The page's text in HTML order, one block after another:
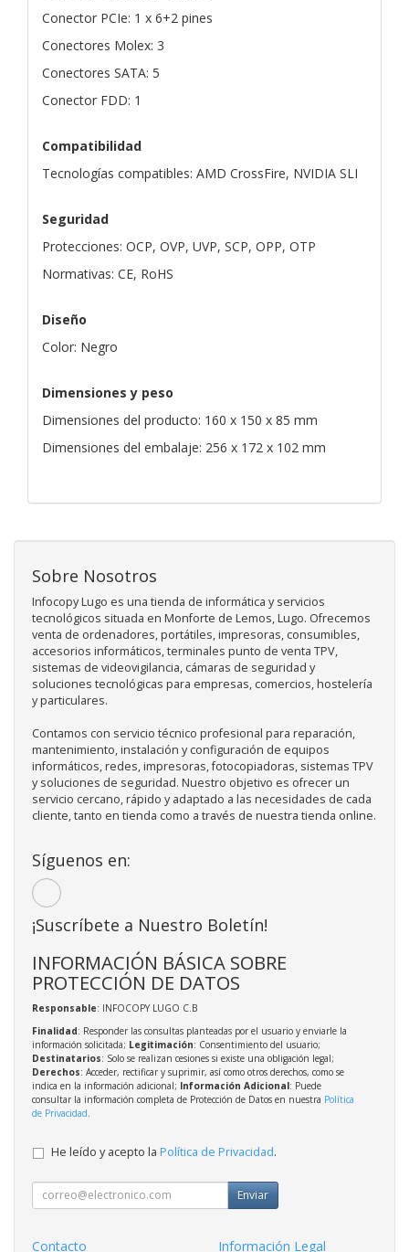
Conector PCIe: 1 x 6+2 pines
Conectores Molex: 3
Conectores SATA: 5
Conector FDD: 1
Compatibilidad
Tecnologías compatibles: AMD CrossFire, NVIDIA SLI
Seguridad
Protecciones: OCP, OVP, UVP, SCP, OPP, OTP
Normativas: CE, RoHS
Diseño
Color: Negro
Dimensiones y peso
Dimensiones del producto: 160 x 150 x 85 mm
Dimensiones del embalaje: 256 x 172 x 102 mm
Sobre Nosotros
Infocopy Lugo es una tienda de informática y servicios
tecnológicos situada en Monforte de Lemos, Lugo. Ofrecemos
venta de ordenadores, portátiles, impresoras, consumibles,
accesorios informáticos, terminales punto de venta TPV,
sistemas de videovigilancia, cámaras de seguridad y
soluciones tecnológicas para empresas, comercios, hostelería
y particulares.
Contamos con servicio técnico profesional para reparación,
mantenimiento, instalación y configuración de equipos
informáticos, redes, impresoras, fotocopiadoras, sistemas TPV
y soluciones de seguridad. Nuestro objetivo es ofrecer un
servicio cercano, rápido y adaptado a las necesidades de cada
cliente, tanto en tienda como a través de nuestra tienda online.
Síguenos en:
¡Suscríbete a Nuestro Boletín!
INFORMACIÓN BÁSICA SOBRE
PROTECCIÓN DE DATOS
Responsable: INFOCOPY LUGO C.B
Finalidad: Responder las consultas planteadas por el usuario y enviarle la
información solicitada; Legitimación: Consentimiento del usuario;
Destinatarios: Solo se realizan cesiones si existe una obligación legal;
Derechos: Acceder, rectificar y suprimir, así como otros derechos, como se
indica en la información adicional; Información Adicional: Puede
consultar la información completa de Protección de Datos en nuestra Política
de Privacidad
He leído y acepto la Política de Privacidad.
Enviar
Contacto Información Legal